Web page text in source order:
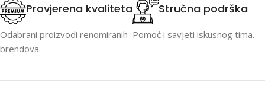
Provjerena kvaliteta
Odabrani proizvodi renomiranih
brendova.
Stručna podrška
Pomoć i savjeti iskusnog tima.